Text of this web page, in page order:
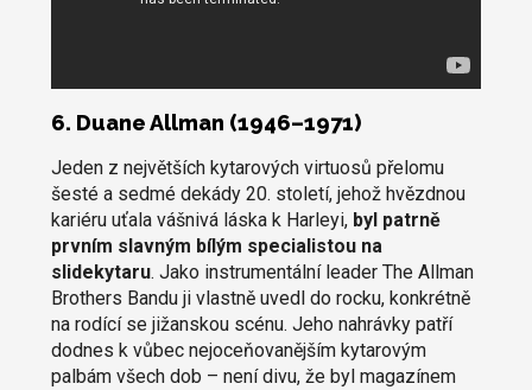
6. Duane Allman (1946–1971)
Jeden z největších kytarových virtuosů přelomu
šesté a sedmé dekády 20. století, jehož hvězdnou
kariéru uťala vášnivá láska k Harleyi, byl patrně
prvním slavným bílým specialistou na
slidekytaru. Jako instrumentální leader The Allman
Brothers Bandu ji vlastně uvedl do rocku, konkrétně
na rodící se jižanskou scénu. Jeho nahrávky patří
dodnes k vůbec nejoceňovanějším kytarovým
palbám všech dob – není divu, že byl magazínem